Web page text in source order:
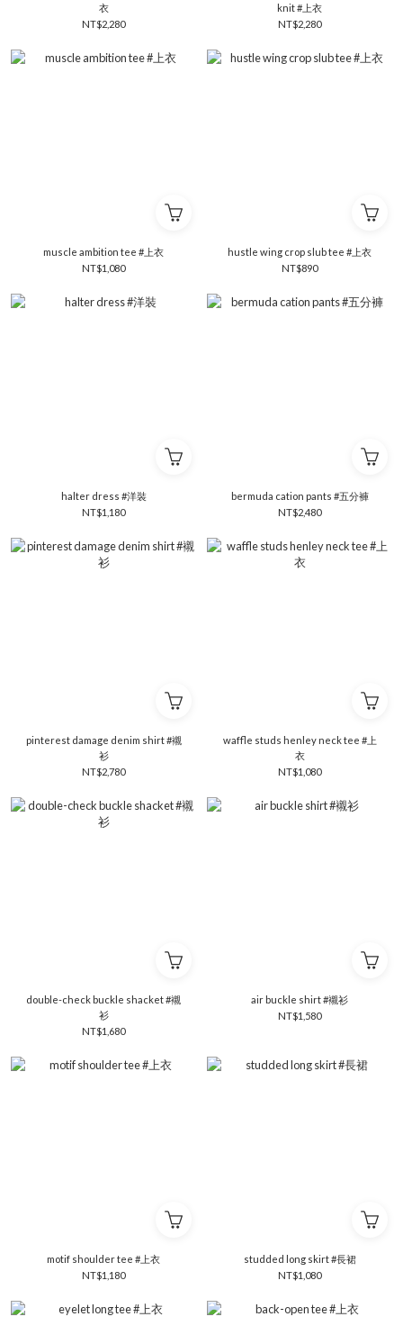
衣
NT$2,280
knit #上衣
NT$2,280
muscle ambition tee #上衣
NT$1,080
hustle wing crop slub tee #上衣
NT$890
halter dress #洋裝
NT$1,180
bermuda cation pants #五分褲
NT$2,480
pinterest damage denim shirt #襯
衫
NT$2,780
waffle studs henley neck tee #上
衣
NT$1,080
double-check buckle shacket #襯
衫
NT$1,680
air buckle shirt #襯衫
NT$1,580
motif shoulder tee #上衣
NT$1,180
studded long skirt #長裙
NT$1,080